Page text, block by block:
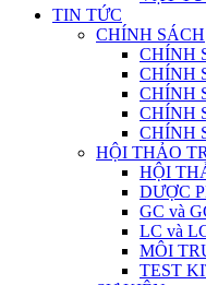
TIN TỨC
CHÍNH SÁCH
CHÍNH
CHÍNH
CHÍNH
CHÍNH
CHÍNH
HỘI THẢO
HỘI
DƯỢC
GC và
LC và
MÔI
TEST